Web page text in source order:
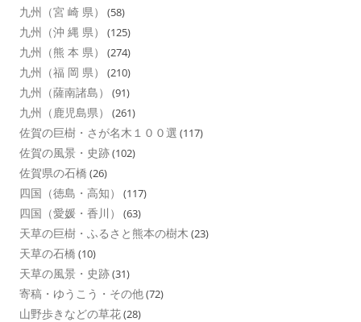
九州（宮 崎 県） (58)
九州（沖 縄 県） (125)
九州（熊 本 県） (274)
九州（福 岡 県） (210)
九州（薩南諸島） (91)
九州（鹿児島県） (261)
佐賀の巨樹・さが名木１００選 (117)
佐賀の風景・史跡(102)
佐賀県の石橋 (26)
四国（徳島・高知） (117)
四国（愛媛・香川） (63)
天草の巨樹・ふるさと熊本の樹木 (23)
天草の石橋 (10)
天草の風景・史跡(31)
寄稿・ゆうこう・その他(72)
山野歩きなどの草花(28)